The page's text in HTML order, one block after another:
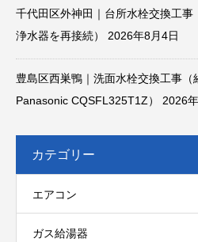
千代田区外神田｜台所水栓交換工
浄水器を再接続）
2026年8月4日
豊島区西巣鴨｜洗面水栓交換工事（
Panasonic CQSFL325T1Z）
2026
カテゴリー
エアコン
ガス給湯器